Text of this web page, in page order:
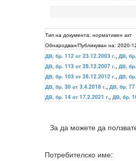
Тип на документа: нормативен акт
Обнародван/Публикуван на: 2020-
ДВ, бр. 112 от 23.12.2003 г., ДВ,
ДВ, бр. 113 от 28.12.2007 г., ДВ,
ДВ, бр. 103 от 28.12.2012 г., ДВ,
ДВ, бр. 30 от 3.4.2018 г., ДВ, бр. 77
ДВ, бр. 14 от 17.2.2021 г., ДВ, бр.
За да можете да
Потребителско име: